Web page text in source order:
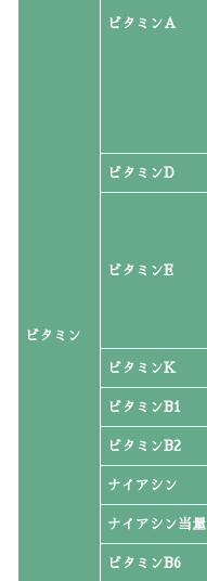
ビタミン
ビタミンA
ビタミンD
ビタミンE
ビタミンK
ビタミンB1
ビタミンB2
ナイアシン
ナイアシン当量
ビタミンB6